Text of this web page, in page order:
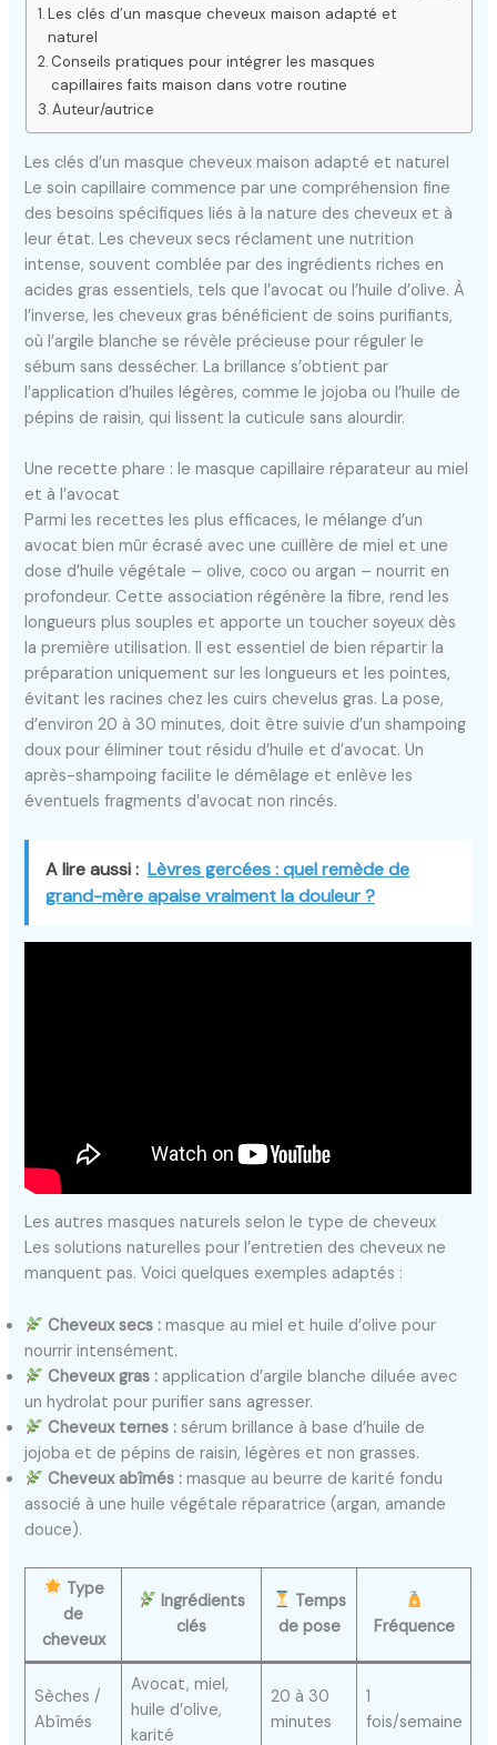
Les clés d’un masque cheveux maison adapté et
naturel
Conseils pratiques pour intégrer les masques
capillaires faits maison dans votre routine
Auteur/autrice
Les clés d’un masque cheveux maison adapté et naturel
Le soin capillaire commence par une compréhension fine
des besoins spécifiques liés à la nature des cheveux et à
leur état. Les cheveux secs réclament une nutrition
intense, souvent comblée par des ingrédients riches en
acides gras essentiels, tels que l’avocat ou l’huile d’olive. À
l’inverse, les cheveux gras bénéficient de soins purifiants,
où l’argile blanche se révèle précieuse pour réguler le
sébum sans dessécher. La brillance s’obtient par
l’application d’huiles légères, comme le jojoba ou l’huile de
pépins de raisin, qui lissent la cuticule sans alourdir.
Une recette phare : le masque capillaire réparateur au miel
et à l’avocat
Parmi les recettes les plus efficaces, le mélange d’un
avocat bien mûr écrasé avec une cuillère de miel et une
dose d’huile végétale – olive, coco ou argan – nourrit en
profondeur. Cette association régénère la fibre, rend les
longueurs plus souples et apporte un toucher soyeux dès
la première utilisation. Il est essentiel de bien répartir la
préparation uniquement sur les longueurs et les pointes,
évitant les racines chez les cuirs chevelus gras. La pose,
d’environ 20 à 30 minutes, doit être suivie d’un shampoing
doux pour éliminer tout résidu d’huile et d’avocat. Un
après-shampoing facilite le démêlage et enlève les
éventuels fragments d’avocat non rincés.
A lire aussi : Lèvres gercées : quel remède de
grand-mère apaise vraiment la douleur ?
Les autres masques naturels selon le type de cheveux
Les solutions naturelles pour l’entretien des cheveux ne
manquent pas. Voici quelques exemples adaptés :
Cheveux secs : masque au miel et huile d’olive pour
nourrir intensément.
Cheveux gras : application d’argile blanche diluée avec
un hydrolat pour purifier sans agresser.
Cheveux ternes : sérum brillance à base d’huile de
jojoba et de pépins de raisin, légères et non grasses.
Cheveux abîmés : masque au beurre de karité fondu
associé à une huile végétale réparatrice (argan, amande
douce).
Type
de
cheveux
Ingrédients
clés
Temps
de pose
Fréquence
Sèches /
Abîmés
Avocat, miel,
huile d’olive,
karité
20 à 30
minutes
1
fois/semaine